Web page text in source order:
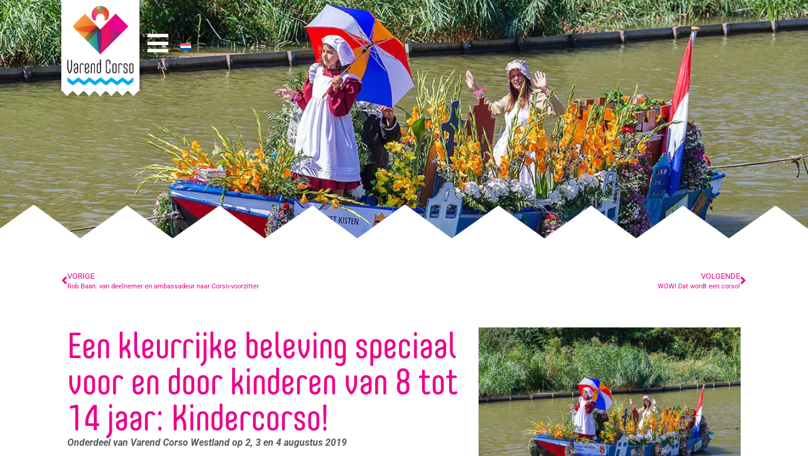
VORIGE
Rob Baan: van deelnemer en ambassadeur naar Corso-voorzitter
VOLGENDE
WOW! Dat wordt een corso!
Een kleurrijke beleving speciaal
voor en door kinderen van 8 tot
14 jaar: Kindercorso!
Onderdeel van Varend Corso Westland op 2, 3 en 4 augustus 2019